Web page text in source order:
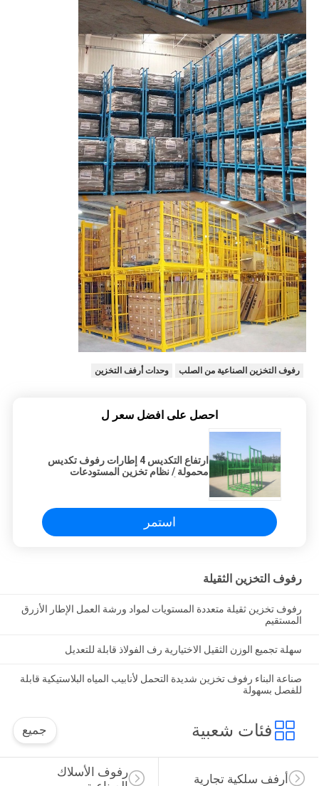
رفوف التخزين الصناعية من الصلب وحدات أرفف التخزين
احصل على افضل سعر ل
ارتفاع التكديس 4 إطارات رفوف تكديس
محمولة / نظام تخزين المستودعات
استمر
رفوف التخزين الثقيلة
رفوف تخزين ثقيلة متعددة المستويات لمواد ورشة العمل الإطار الأزرق
المستقيم
سهلة تجميع الوزن الثقيل الاختيارية رف الفولاذ قابلة للتعديل
صناعة البناء رفوف تخزين شديدة التحمل لأنابيب المياه البلاستيكية قابلة
للفصل بسهولة
فئات شعبية جميع
رفوف الأسلاك
أرفف سلكية تجارية